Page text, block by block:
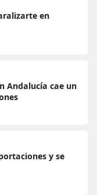
en
Andalucía cae un
y se